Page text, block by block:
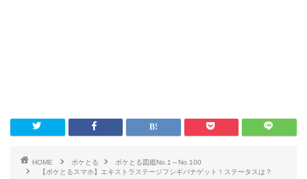
HOME ポケとる
ポケとる図鑑No.1～No.100
【ポケとるスマホ】エキストラステージフシギバナゲット！ステータスは？